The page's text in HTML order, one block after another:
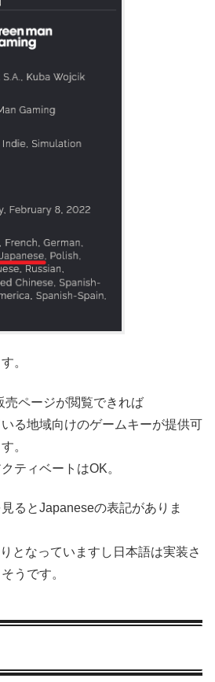
。
売ページが閲覧できれば
る地域向けのゲームキーが提供可
。
ティベートはOK。
るとJapaneseの表記がありま
となっていますし日本語は実装さ
うです。